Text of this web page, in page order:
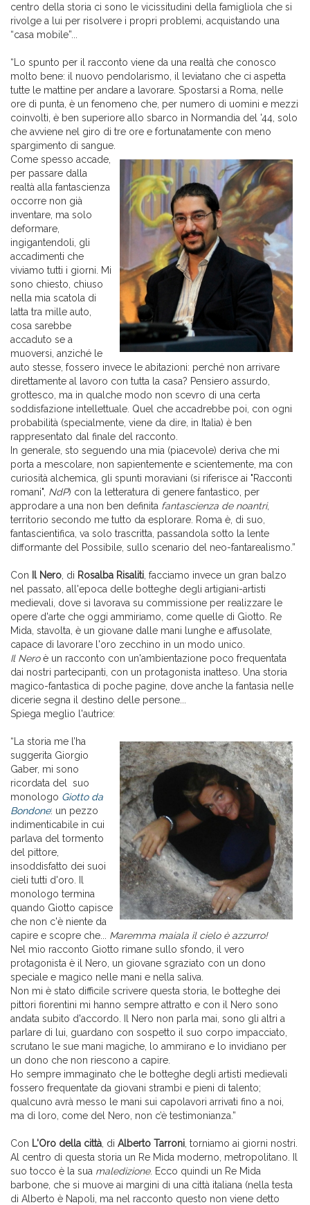
centro della storia ci sono le vicissitudini della famigliola che si
rivolge a lui per risolvere i propri problemi, acquistando una
“casa mobile”...
“Lo spunto per il racconto viene da una realtà che conosco
molto bene: il nuovo pendolarismo, il leviatano che ci aspetta
tutte le mattine per andare a lavorare. Spostarsi a Roma, nelle
ore di punta, è un fenomeno che, per numero di uomini e mezzi
coinvolti, è ben superiore allo sbarco in Normandia del '44, solo
che avviene nel giro di tre ore e fortunatamente con meno
spargimento di sangue.
Come spesso accade,
per passare dalla
realtà alla fantascienza
occorre non già
inventare, ma solo
deformare,
ingigantendoli, gli
accadimenti che
viviamo tutti i giorni. Mi
sono chiesto, chiuso
nella mia scatola di
latta tra mille auto,
cosa sarebbe
accaduto se a
muoversi, anziché le
auto stesse, fossero invece le abitazioni: perché non arrivare
direttamente al lavoro con tutta la casa? Pensiero assurdo,
grottesco, ma in qualche modo non scevro di una certa
soddisfazione intellettuale. Quel che accadrebbe poi, con ogni
probabilità (specialmente, viene da dire, in Italia) è ben
rappresentato dal finale del racconto.
In generale, sto seguendo una mia (piacevole) deriva che mi
porta a mescolare, non sapientemente e scientemente, ma con
curiosità alchemica, gli spunti moraviani (si riferisce ai "Racconti
romani", NdP) con la letteratura di genere fantastico, per
approdare a una non ben definita fantascienza de noantri,
territorio secondo me tutto da esplorare. Roma è, di suo,
fantascientifica, va solo trascritta, passandola sotto la lente
difformante del Possibile, sullo scenario del neo-fantarealismo.”
Con Il Nero , di Rosalba Risaliti , facciamo invece un gran balzo
nel passato, all'epoca delle botteghe degli artigiani-artisti
medievali, dove si lavorava su commissione per realizzare le
opere d'arte che oggi ammiriamo, come quelle di Giotto. Re
Mida, stavolta, è un giovane dalle mani lunghe e affusolate,
capace di lavorare l'oro zecchino in un modo unico.
Il Neroè un racconto con un'ambientazione poco frequentata
dai nostri partecipanti, con un protagonista inatteso. Una storia
magico-fantastica di poche pagine, dove anche la fantasia nelle
dicerie segna il destino delle persone...
Spiega meglio l'autrice:
“La storia me l’ha
suggerita Giorgio
Gaber, mi sono
ricordata del suo
monologo Giotto da
Bondone: un pezzo
indimenticabile in cui
parlava del tormento
del pittore,
insoddisfatto dei suoi
cieli tutti d'oro. Il
monologo termina
quando Giotto capisce
che non c'è niente da
capire e scopre che... Maremma maiala il cielo è azzurro!
Nel mio racconto Giotto rimane sullo sfondo, il vero
protagonista è il Nero, un giovane sgraziato con un dono
speciale e magico nelle mani e nella saliva.
Non mi è stato difficile scrivere questa storia, le botteghe dei
pittori fiorentini mi hanno sempre attratto e con il Nero sono
andata subito d'accordo. Il Nero non parla mai, sono gli altri a
parlare di lui, guardano con sospetto il suo corpo impacciato,
scrutano le sue mani magiche, lo ammirano e lo invidiano per
un dono che non riescono a capire.
Ho sempre immaginato che le botteghe degli artisti medievali
fossero frequentate da giovani strambi e pieni di talento;
qualcuno avrà messo le mani sui capolavori arrivati fino a noi,
ma di loro, come del Nero, non c’è testimonianza.”
Con L'Oro della città , di Alberto Tarroni , torniamo ai giorni nostri.
Al centro di questa storia un Re Mida moderno, metropolitano. Il
suo tocco è la sua maledizione. Ecco quindi un Re Mida
barbone, che si muove ai margini di una città italiana (nella testa
di Alberto è Napoli, ma nel racconto questo non viene detto